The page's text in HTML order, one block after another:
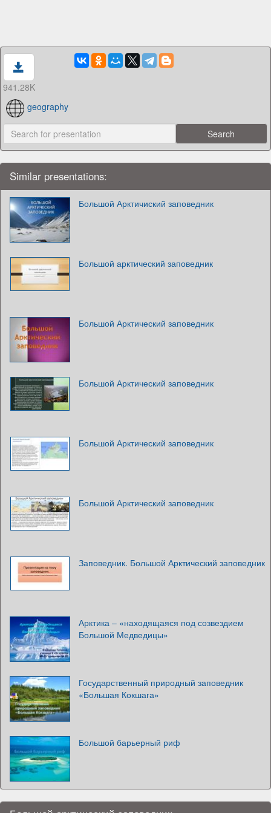
941.28K
geography
Similar presentations:
Большой Арктичиский заповедник
Большой арктический заповедник
Большой Арктический заповедник
Большой Арктический заповедник
Большой Арктический заповедник
Большой Арктический заповедник
Заповедник. Большой Арктический заповедник
Арктика – «находящаяся под созвездием
Большой Медведицы»
Государственный природный заповедник
«Большая Кокшага»
Большой барьерный риф